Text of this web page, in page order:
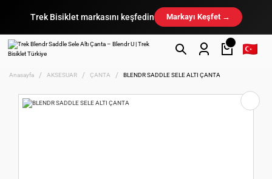
Trek Bisiklet markasını keşfedin Markayı Keşfet →
Anasayfa AKSESUAR ÇANTA BLENDR SADDLE SELE ALTI ÇANTA